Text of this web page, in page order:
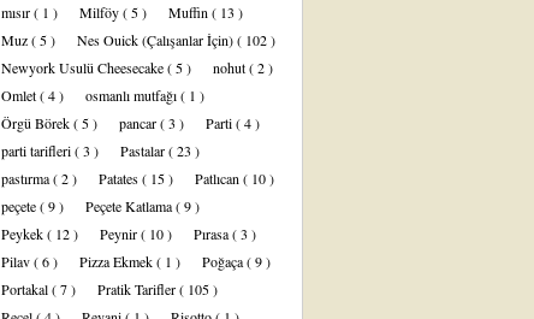
mısır( 1 ) Milföy( 5 ) Muffin ( 13 )
Muz( 5 ) Nes Ouick (Çalışanlar İçin)( 102 )
Newyork Usulü Cheesecake( 5 ) nohut( 2 )
Omlet( 4 ) osmanlı mutfağı( 1 )
Örgü Börek( 5 ) pancar( 3 ) Parti( 4 )
parti tarifleri( 3 ) Pastalar( 23 )
pastırma( 2 ) Patates( 15 ) Patlıcan ( 10 )
peçete( 9 ) Peçete Katlama( 9 )
Peykek( 12 ) Peynir( 10 ) Pırasa( 3 )
Pilav( 6 ) Pizza Ekmek( 1 ) Poğaça( 9 )
Portakal( 7 ) Pratik Tarifler( 105 )